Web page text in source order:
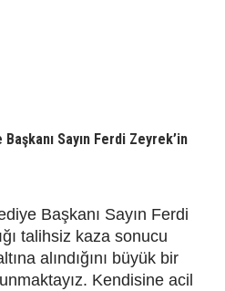
Sayın Ferdi Zeyrek’in
Başkanı Sayın Ferdi
talihsiz kaza sonucu
alındığını büyük bir
Kendisine acil